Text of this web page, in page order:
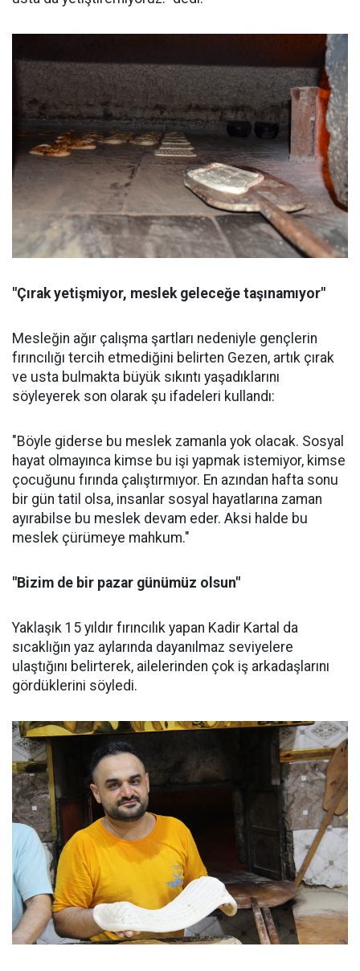
"Çırak yetişmiyor, meslek geleceğe taşınamıyor"
Mesleğin ağır çalışma şartları nedeniyle gençlerin
fırıncılığı tercih etmediğini belirten Gezen, artık çırak
ve usta bulmakta büyük sıkıntı yaşadıklarını
söyleyerek son olarak şu ifadeleri kullandı:
"Böyle giderse bu meslek zamanla yok olacak. Sosyal
hayat olmayınca kimse bu işi yapmak istemiyor, kimse
çocuğunu fırında çalıştırmıyor. En azından hafta sonu
bir gün tatil olsa, insanlar sosyal hayatlarına zaman
ayırabilse bu meslek devam eder. Aksi halde bu
meslek çürümeye mahkum."
"Bizim de bir pazar günümüz olsun"
Yaklaşık 15 yıldır fırıncılık yapan Kadir Kartal da
sıcaklığın yaz aylarında dayanılmaz seviyelere
ulaştığını belirterek, ailelerinden çok iş arkadaşlarını
gördüklerini söyledi.